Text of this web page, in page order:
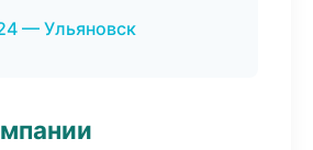
— Ульяновск